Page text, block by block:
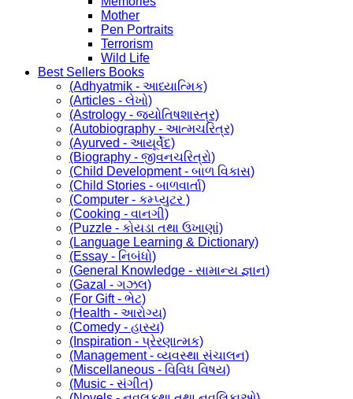
Mother
Pen Portraits
Terrorism
Wild Life
Best Sellers Books
(Adhyatmik - આધ્યાત્મિક)
(Articles - લેખો)
(Astrology - જ્યોતિષશાસ્ત્ર)
(Autobiography - આત્મચરિત્ર)
(Ayurved - આયૂર્વેદ)
(Biography - જીવનચરિત્રો)
(Child Development - બાળ વિકાસ)
(Child Stories - બાળવાર્તા)
(Computer - કમ્પ્યુટર )
(Cooking - વાનગી)
(Puzzle - કોયડા તથા ઉખાણાં)
(Language Learning & Dictionary)
(Essay - નિબંધો)
(General Knowledge - સામાન્ય જ્ઞાન)
(Gazal - ગઝલ)
(For Gift - ભેટ)
(Health - આરોગ્ય)
(Comedy - હાસ્ય)
(Inspiration - પ્રેરણાત્મક)
(Management - વ્યવસ્થા સંચાલન)
(Miscellaneous - વિવિધ વિષય)
(Music - સંગીત)